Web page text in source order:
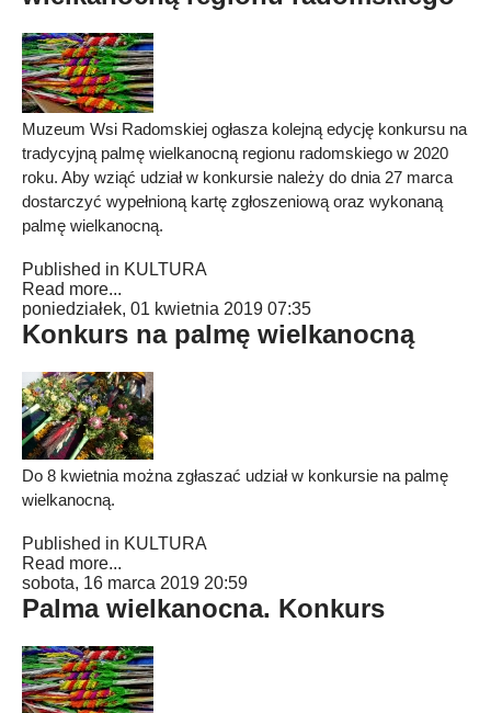
Muzeum Wsi Radomskiej ogłasza kolejną edycję konkursu na
tradycyjną palmę wielkanocną regionu radomskiego w 2020
roku. Aby wziąć udział w konkursie należy do dnia 27 marca
dostarczyć wypełnioną kartę zgłoszeniową oraz wykonaną
palmę wielkanocną.
Published in KULTURA
Read more...
poniedziałek, 01 kwietnia 2019 07:35
Konkurs na palmę wielkanocną
Do 8 kwietnia można zgłaszać udział w konkursie na palmę
wielkanocną.
Published in KULTURA
Read more...
sobota, 16 marca 2019 20:59
Palma wielkanocna. Konkurs